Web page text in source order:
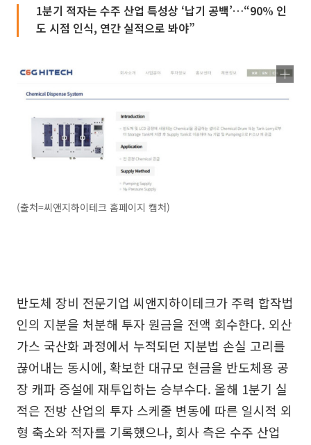
1분기 적자는 수주 산업 특성상 ‘납기 공백’…“90% 인
도 시점 인식, 연간 실적으로 봐야”
(출처=씨앤지하이테크 홈페이지 캡처)
반도체 장비 전문기업 씨앤지하이테크가 주력 합작법
인의 지분을 처분해 투자 원금을 전액 회수한다. 외산
가스 국산화 과정에서 누적되던 지분법 손실 고리를
끊어내는 동시에, 확보한 대규모 현금을 반도체용 공
장 캐파 증설에 재투입하는 승부수다. 올해 1분기 실
적은 전방 산업의 투자 스케줄 변동에 따른 일시적 외
형 축소와 적자를 기록했으나, 회사 측은 수주 산업